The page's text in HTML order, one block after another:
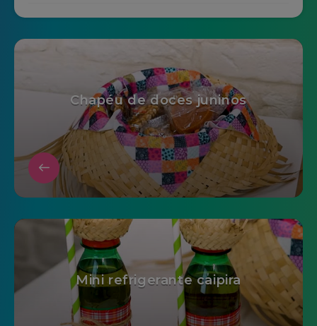
Chapéu de doces juninos
Mini refrigerante caipira